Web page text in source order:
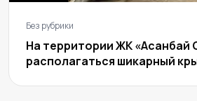
Без рубрики
На территории ЖК «Асанбай
располагаться шикарный